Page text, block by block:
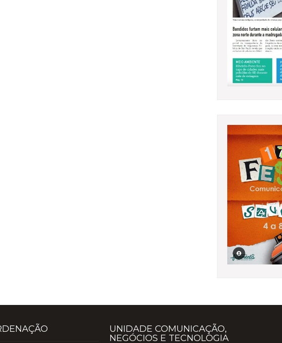
UNIDADE COMUNICAÇÃO,
NEGÓCIOS E TECNOLOGIA